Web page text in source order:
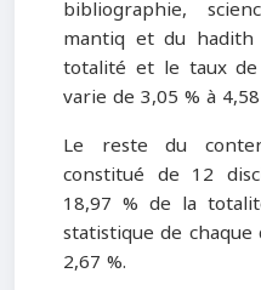
bibliographie,
mantiq et du
totalité et le taux de
varie de 3,05 % à
Le reste du
constitué de 12
18,97 % de la
statistique de
2,67 %.